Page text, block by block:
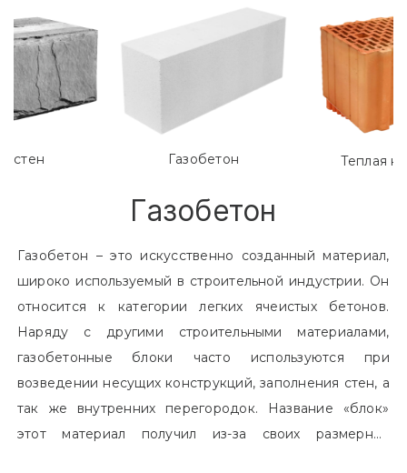
Газобетон Теплая
Газобетон
Газобетон – это искусственно созданный материал,
широко используемый в строительной индустрии. Он
относится к категории легких ячеистых бетонов.
Наряду с другими строительными материалами,
газобетонные блоки часто используются при
возведении несущих конструкций, заполнения стен, а
так же внутренних перегородок. Название «блок»
этот материал получил из-за своих размерных